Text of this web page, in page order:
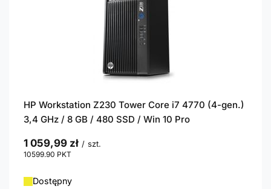
HP Workstation Z230 Tower Core i7 4770 (4-gen.)
3,4 GHz / 8 GB / 480 SSD / Win 10 Pro
1 059,99 zł / szt.
10599.90 PKT
Dostępny